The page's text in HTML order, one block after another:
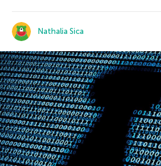
Nathalia Sica